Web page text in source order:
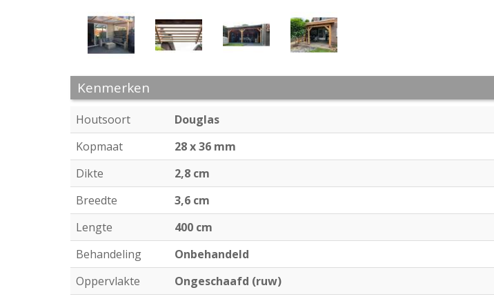
Kenmerken
Houtsoort
Douglas
Kopmaat
28 x 36 mm
Dikte
2,8 cm
Breedte
3,6 cm
Lengte
400 cm
Behandeling
Onbehandeld
Oppervlakte
Ongeschaafd (ruw)